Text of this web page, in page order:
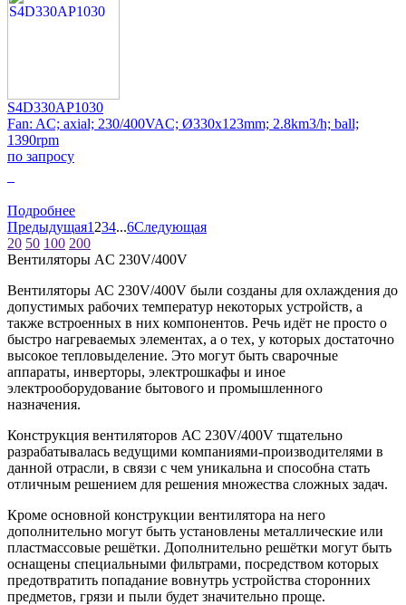
S4D330AP1030
Fan: AC; axial; 230/400VAC; Ø330x123mm; 2.8km3/h; ball;
1390rpm
по запросу
Подробнее
Предыдущая1 234...6Следующая
20 50 100 200
Вентиляторы AC 230V/400V
Вентиляторы АС 230V/400V были созданы для охлаждения до
допустимых рабочих температур некоторых устройств, а
также встроенных в них компонентов. Речь идёт не просто о
быстро нагреваемых элементах, а о тех, у которых достаточно
высокое тепловыделение. Это могут быть сварочные
аппараты, инверторы, электрошкафы и иное
электрооборудование бытового и промышленного
назначения.
Конструкция вентиляторов АС 230V/400V тщательно
разрабатывалась ведущими компаниями-производителями в
данной отрасли, в связи с чем уникальна и способна стать
отличным решением для решения множества сложных задач.
Кроме основной конструкции вентилятора на него
дополнительно могут быть установлены металлические или
пластмассовые решётки. Дополнительно решётки могут быть
оснащены специальными фильтрами, посредством которых
предотвратить попадание вовнутрь устройства сторонних
предметов, грязи и пыли будет значительно проще.